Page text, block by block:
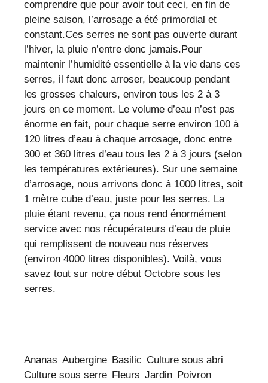
comprendre que pour avoir tout ceci, en fin de
pleine saison, l’arrosage a été primordial et
constant.Ces serres ne sont pas ouverte durant
l’hiver, la pluie n’entre donc jamais.Pour
maintenir l’humidité essentielle à la vie dans ces
serres, il faut donc arroser, beaucoup pendant
les grosses chaleurs, environ tous les 2 à 3
jours en ce moment. Le volume d’eau n’est pas
énorme en fait, pour chaque serre environ 100 à
120 litres d’eau à chaque arrosage, donc entre
300 et 360 litres d’eau tous les 2 à 3 jours (selon
les températures extérieures). Sur une semaine
d’arrosage, nous arrivons donc à 1000 litres, soit
1 mètre cube d’eau, juste pour les serres. La
pluie étant revenu, ça nous rend énormément
service avec nos récupérateurs d’eau de pluie
qui remplissent de nouveau nos réserves
(environ 4000 litres disponibles). Voilà, vous
savez tout sur notre début Octobre sous les
serres.
Ananas Aubergine Basilic Culture sous abri
Culture sous serre Fleurs Jardin Poivron